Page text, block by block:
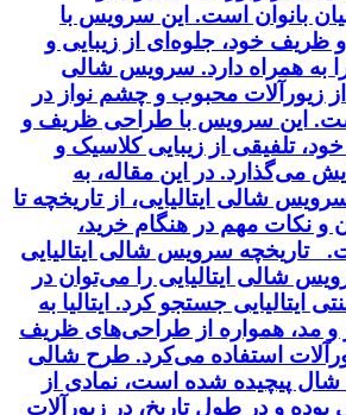
بانوان است. این سرویس با
خود، جلوه‌ای از زیبایی و
به همراه دارد. سرویس شالی
از زیورآلات محبوب و چشم نواز در
این سرویس با طراحی ظریف و
تلفیقی از زیبایی کلاسیک و
می‌گذارد. در این مقاله، به
شالی ایتالیایی، از تاریخچه تا
و نکات مهم در هنگام خرید،
تاریخچه سرویس شالی ایتالیایی
شالی ایتالیایی را می‌توان در
جستجو کرد. ایتالیا به
و مد، همواره از طراحی‌های ظریف
استفاده می‌کرد. طرح شالی
شال پیچیده شده است، نمادی از
بوده و در طول تاریخ، در زیورآلات